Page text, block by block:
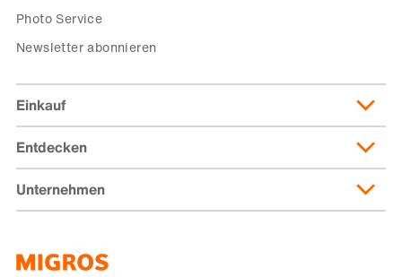
Photo Service
Newsletter abonnieren
Einkauf
Lieferung & Lieferkosten
Lieferpass
Zahlungsmöglichkeiten
Cumulus
Entdecken
Migusto
iMpuls
Unternehmen
Nachhaltigkeit